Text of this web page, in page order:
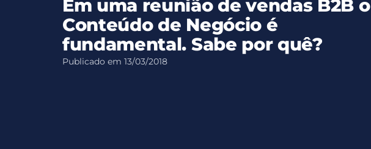
Em uma reunião de vendas B2B o
Conteúdo de Negócio é
fundamental. Sabe por quê?
Publicado em 13/03/2018